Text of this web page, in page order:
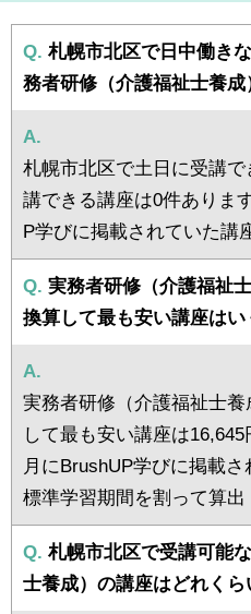
Q. 札幌市北区で日中働き
務者研修（介護福祉士養
A.
札幌市北区で土日に受講
講できる講座は0件ありま
P学びに掲載されていた講
Q. 実務者研修（介護福祉
換算して最も安い講座はい
A.
実務者研修（介護福祉士
して最も安い講座は
月にBrushUP学びに掲載
標準学習期間を割って算出
Q. 札幌市北区で受講可能
士養成）の講座はどれくら